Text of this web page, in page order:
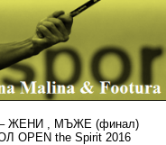
– ЖЕНИ , МЪЖЕ (финал)
OPEN the Spirit 2016